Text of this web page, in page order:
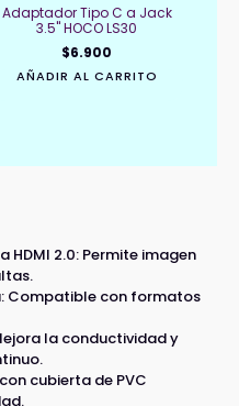
Adaptador Tipo C a Jack
3.5" HOCO LS30
$6.900
AÑADIR AL CARRITO
HDMI 2.0: Permite imagen
Compatible con formatos
la conductividad y
cubierta de PVC